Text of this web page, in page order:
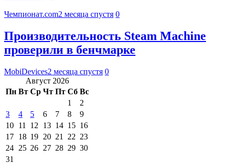
Чемпионат.com2 месяца спустя 0
Производительность Steam Machine
проверили в бенчмарке
MobiDevices2 месяца спустя 0
Август 2026
Пн Вт Ср Чт Пт Сб Вс
1
2
3
4 5 6 7 8
9
10 11 12 13 14 15 16
17 18 19 20 21 22 23
24 25 26 27 28 29 30
31